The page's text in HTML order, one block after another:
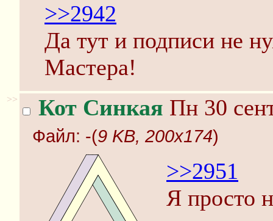
>>2942
Да тут и подписи не
Мастера!
>> Кот Синкая Пн 30
Файл: -(9 KB, 200x174)
>>2951
Я просто